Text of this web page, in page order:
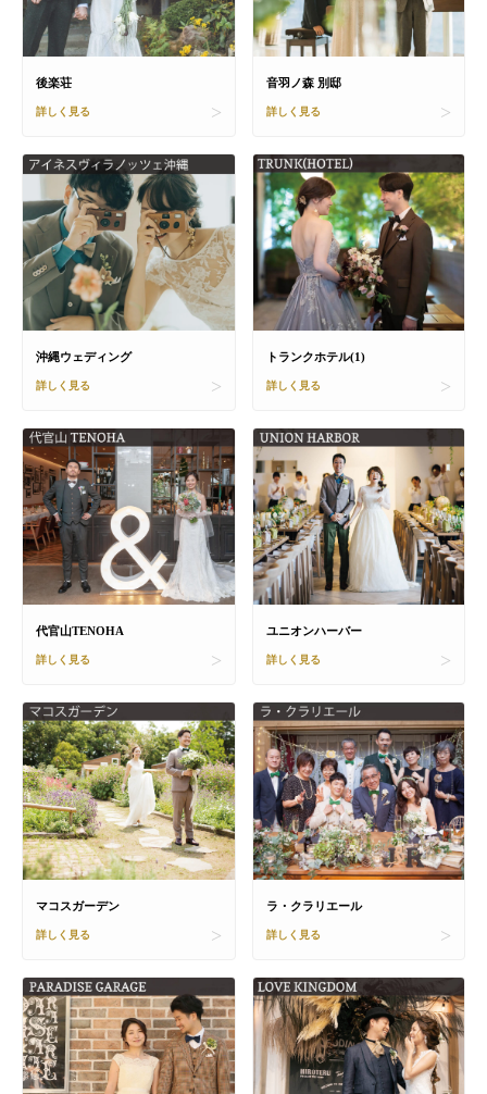
後楽荘
詳しく見る
音羽ノ森 別邸
詳しく見る
沖縄ウェディング
詳しく見る
トランクホテル(1)
詳しく見る
代官山TENOHA
詳しく見る
ユニオンハーバー
詳しく見る
マコスガーデン
詳しく見る
ラ・クラリエール
詳しく見る